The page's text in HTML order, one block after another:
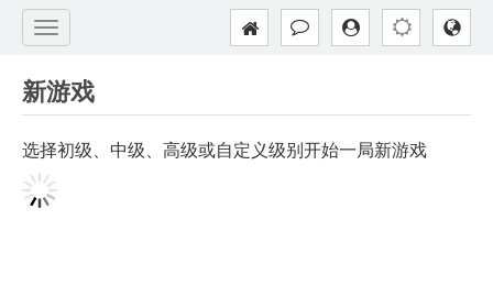
新游戏
选择初级、中级、高级或自定义级别开始一局新游戏